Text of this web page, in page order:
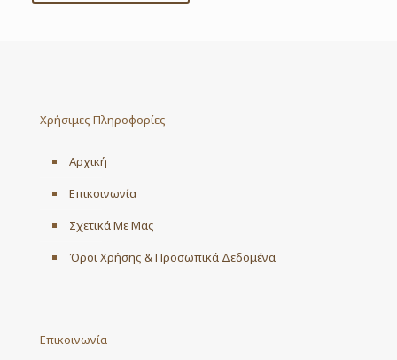
Χρήσιμες Πληροφορίες
Αρχική
Επικοινωνία
Σχετικά Με Μας
Όροι Χρήσης & Προσωπικά Δεδομένα
Επικοινωνία